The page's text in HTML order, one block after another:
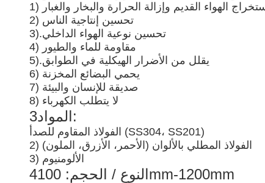
استخراج الهواء القديم وإزالة الحرارة والبخار والغبار
2) تحسين إنتاجية الناس
3).تحسين نوعية الهواء الداخلي
4) مقاومة للماء والطيور
5).يقلل من الأضرار الهيكلية في الطوابق
6) يحمي البضائع المخزنة
7) صديقة للإنسان والبيئة
8) لا يتطلب الكهرباء
3المواد:
الفولاذ المقاوم للصدأ (SS304، SS201)
2) الفولاذ المطلي بالألوان (الأحمر، الأزرق، الملون)
3) الألومنيوم
4النوع / الحجم: 100mm-1200mm